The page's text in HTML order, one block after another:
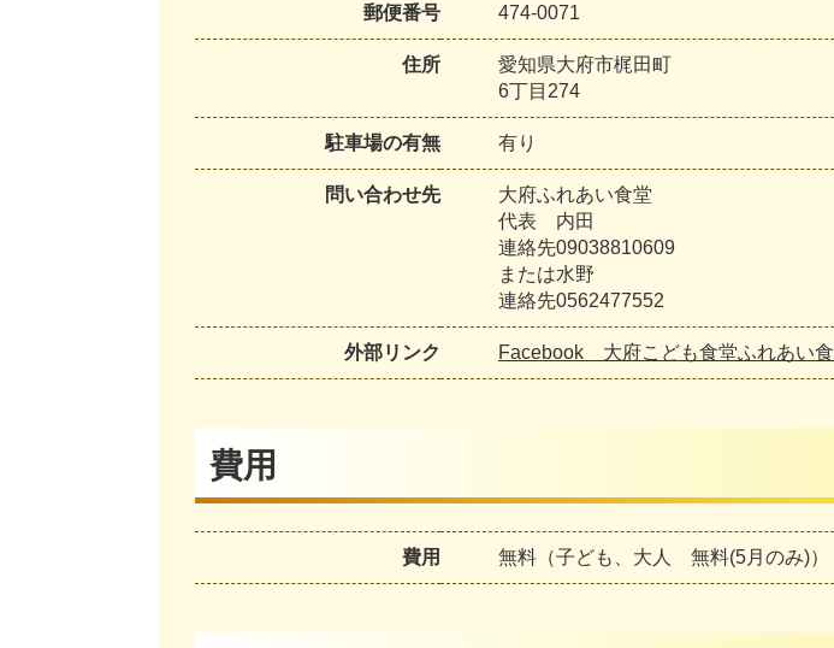
郵便番号 474-0071
住所
愛知県大府市梶田町
6丁目274
駐車場の有無 有り
問い合わせ先
大府ふれあい食堂
代表 内田
連絡先09038810609
または水野
連絡先0562477552
外部リンク Facebook 大府こども食堂ふれあい
費用
費用 無料（子ども、大人 無料(5月のみ)）